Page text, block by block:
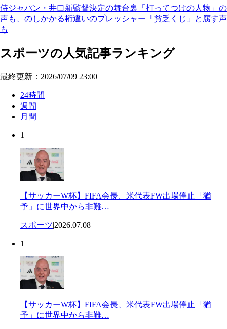
侍ジャパン・井口新監督決定の舞台裏「打ってつけの人物」の
声も、のしかかる桁違いのプレッシャー「貧乏くじ」と腐す声
も
スポーツの人気記事ランキング
最終更新：2026/07/09 23:00
24時間
週間
月間
1
【サッカーW杯】FIFA会長、米代表FW出場停止「猶
予」に世界中から非難…
スポーツ|2026.07.08
1
【サッカーW杯】FIFA会長、米代表FW出場停止「猶
予」に世界中から非難…